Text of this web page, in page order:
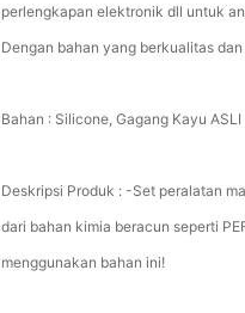
perlengkapan elektronik dll untuk
Dengan bahan yang berkualitas
Bahan : Silicone, Gagang Kayu ASLI
Deskripsi Produk : -Set peralatan
dari bahan kimia beracun seperti
menggunakan bahan ini!